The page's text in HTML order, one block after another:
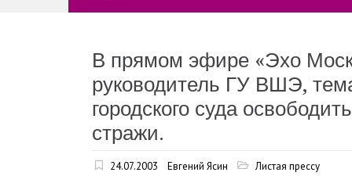
В прямом эфире «Эхо
руководитель ГУ ВШЭ,
городского суда
стражи.
24.07.2003 Евгений Ясин Листая прессу